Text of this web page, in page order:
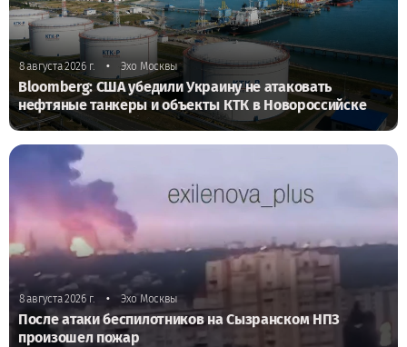
8 августа 2026 г. • Эхо Москвы
Bloomberg: США убедили Украину не атаковать
нефтяные танкеры и объекты КТК в Новороссийске
8 августа 2026 г. • Эхо Москвы
После атаки беспилотников на Сызранском НПЗ
произошел пожар